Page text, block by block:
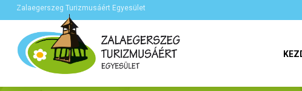
Zalaegerszeg Turizmusáért Egyesület